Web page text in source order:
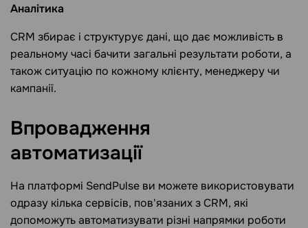
Аналітика
CRM збирає і структурує дані, що дає можливість в
реальному часі бачити загальні результати роботи, а
також ситуацію по кожному клієнту, менеджеру чи
кампанії.
Впровадження
автоматизації
На платформі SendPulse ви можете використовувати
одразу кілька сервісів, пов'язаних з CRM, які
допоможуть автоматизувати різні напрямки роботи